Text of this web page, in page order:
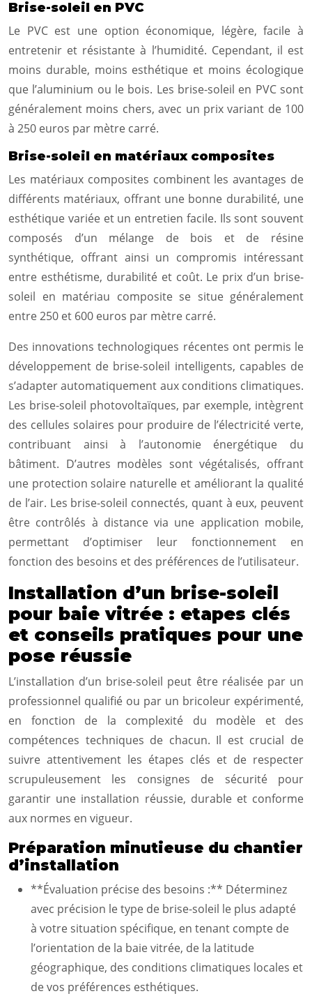
Brise-soleil en PVC
Le PVC est une option économique, légère, facile à
entretenir et résistante à l’humidité. Cependant, il est
moins durable, moins esthétique et moins écologique
que l’aluminium ou le bois. Les brise-soleil en PVC sont
généralement moins chers, avec un prix variant de 100
à 250 euros par mètre carré.
Brise-soleil en matériaux composites
Les matériaux composites combinent les avantages de
différents matériaux, offrant une bonne durabilité, une
esthétique variée et un entretien facile. Ils sont souvent
composés d’un mélange de bois et de résine
synthétique, offrant ainsi un compromis intéressant
entre esthétisme, durabilité et coût. Le prix d’un brise-
soleil en matériau composite se situe généralement
entre 250 et 600 euros par mètre carré.
Des innovations technologiques récentes ont permis le
développement de brise-soleil intelligents, capables de
s’adapter automatiquement aux conditions climatiques.
Les brise-soleil photovoltaïques, par exemple, intègrent
des cellules solaires pour produire de l’électricité verte,
contribuant ainsi à l’autonomie énergétique du
bâtiment. D’autres modèles sont végétalisés, offrant
une protection solaire naturelle et améliorant la qualité
de l’air. Les brise-soleil connectés, quant à eux, peuvent
être contrôlés à distance via une application mobile,
permettant d’optimiser leur fonctionnement en
fonction des besoins et des préférences de l’utilisateur.
Installation d’un brise-soleil
pour baie vitrée : etapes clés
et conseils pratiques pour une
pose réussie
L’installation d’un brise-soleil peut être réalisée par un
professionnel qualifié ou par un bricoleur expérimenté,
en fonction de la complexité du modèle et des
compétences techniques de chacun. Il est crucial de
suivre attentivement les étapes clés et de respecter
scrupuleusement les consignes de sécurité pour
garantir une installation réussie, durable et conforme
aux normes en vigueur.
Préparation minutieuse du chantier
d’installation
**Évaluation précise des besoins :** Déterminez
avec précision le type de brise-soleil le plus adapté
à votre situation spécifique, en tenant compte de
l’orientation de la baie vitrée, de la latitude
géographique, des conditions climatiques locales et
de vos préférences esthétiques.